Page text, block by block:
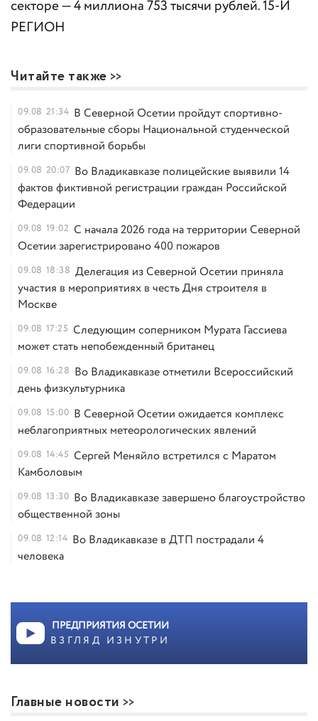
секторе — 4 миллиона 753 тысячи рублей. 15-Й
РЕГИОН
Читайте также
09.08 21:34 В Северной Осетии пройдут спортивно-
образовательные сборы Национальной студенческой
лиги спортивной борьбы
09.08 20:07 Во Владикавказе полицейские выявили 14
фактов фиктивной регистрации граждан Российской
Федерации
09.08 19:02 С начала 2026 года на территории Северной
Осетии зарегистрировано 400 пожаров
09.08 18:38 Делегация из Северной Осетии приняла
участия в мероприятиях в честь Дня строителя в
Москве
09.08 17:25 Следующим соперником Мурата Гассиева
может стать непобежденный британец
09.08 16:28 Во Владикавказе отметили Всероссийский
день физкультурника
09.08 15:00 В Северной Осетии ожидается комплекс
неблагоприятных метеорологических явлений
09.08 14:45 Сергей Меняйло встретился с Маратом
Камболовым
09.08 13:30 Во Владикавказе завершено благоустройство
общественной зоны
09.08 12:14 Во Владикавказе в ДТП пострадали 4
человека
ПРЕДПРИЯТИЯ ОСЕТИИ
ВЗГЛЯД ИЗНУТРИ
Главные новости